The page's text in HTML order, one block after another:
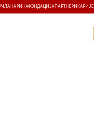
ЧЛАНАРИНАФОНДАЦИЈА ПАРТНЕРИ